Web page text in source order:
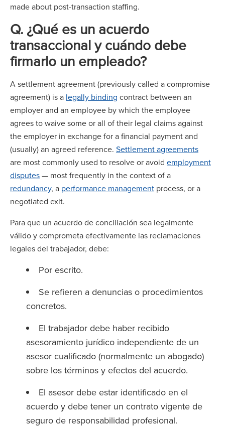
made about post-transaction staffing.
Q. ¿Qué es un acuerdo
transaccional y cuándo debe
firmarlo un empleado?
A settlement agreement (previously called a compromise
agreement) is a legally binding contract between an
employer and an employee by which the employee
agrees to waive some or all of their legal claims against
the employer in exchange for a financial payment and
(usually) an agreed reference. Settlement agreements
are most commonly used to resolve or avoid employment
disputes— most frequently in the context of a
redundancy, a performance management process, or a
negotiated exit.
Para que un acuerdo de conciliación sea legalmente
válido y comprometa efectivamente las reclamaciones
legales del trabajador, debe:
Por escrito.
Se refieren a denuncias o procedimientos
concretos.
El trabajador debe haber recibido
asesoramiento jurídico independiente de un
asesor cualificado (normalmente un abogado)
sobre los términos y efectos del acuerdo.
El asesor debe estar identificado en el
acuerdo y debe tener un contrato vigente de
seguro de responsabilidad profesional.